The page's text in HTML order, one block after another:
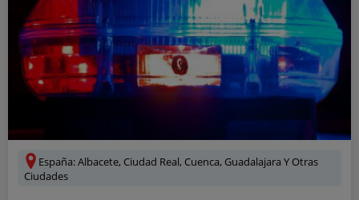
España: Albacete, Ciudad Real, Cuenca, Guadalajara Y Otras
Ciudades